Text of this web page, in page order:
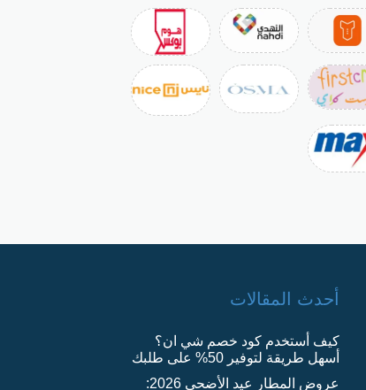
أحدث المقالات
كيف أستخدم كود خصم شي ان؟
أسهل طريقة لتوفير 50% على طلبك
عروض المطار عيد الأضحى 2026: